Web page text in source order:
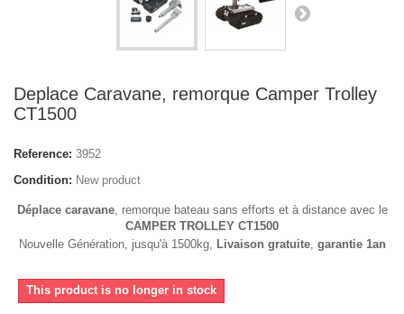
Deplace Caravane, remorque Camper Trolley
CT1500
Reference: 3952
Condition: New product
Déplace caravane, remorque bateau sans efforts et à distance avec le
CAMPER TROLLEY CT1500
Nouvelle Génération, jusqu'à 1500kg, Livaison gratuite, garantie 1an
This product is no longer in stock